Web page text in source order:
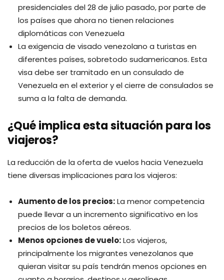
presidenciales del 28 de julio pasado, por parte de
los países que ahora no tienen relaciones
diplomáticas con Venezuela
La exigencia de visado venezolano a turistas en
diferentes países, sobretodo sudamericanos. Esta
visa debe ser tramitado en un consulado de
Venezuela en el exterior y el cierre de consulados se
suma a la falta de demanda.
¿Qué implica esta situación para los
viajeros?
La reducción de la oferta de vuelos hacia Venezuela
tiene diversas implicaciones para los viajeros:
Aumento de los precios:La menor competencia
puede llevar a un incremento significativo en los
precios de los boletos aéreos.
Menos opciones de vuelo:Los viajeros,
principalmente los migrantes venezolanos que
quieran visitar su país tendrán menos opciones en